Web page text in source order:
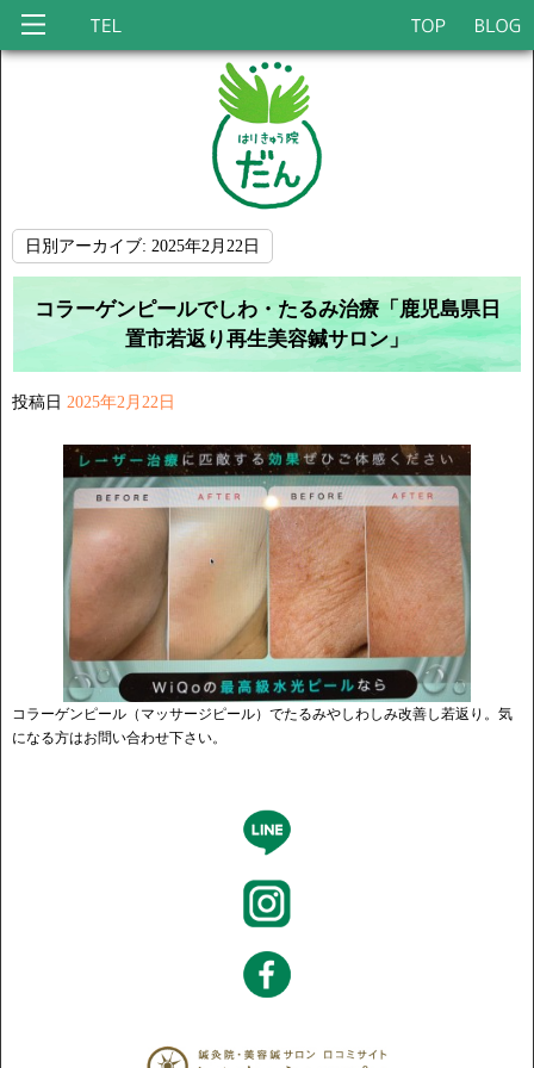
日別アーカイブ: 2025年2月22日
コラーゲンピールでしわ・たるみ治療「鹿児島県日
置市若返り再生美容鍼サロン」
投稿日 2025年2月22日
コラーゲンピール（マッサージピール）でたるみやしわしみ改善し若返り。気
になる方はお問い合わせ下さい。